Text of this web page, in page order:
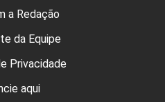
a Redação
da Equipe
Privacidade
aqui